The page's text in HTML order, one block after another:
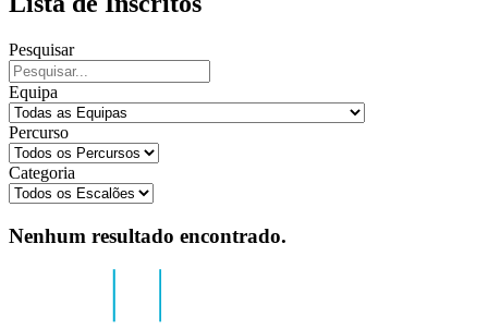
Pesquisar
Equipa
Percurso
Categoria
Nenhum resultado encontrado.